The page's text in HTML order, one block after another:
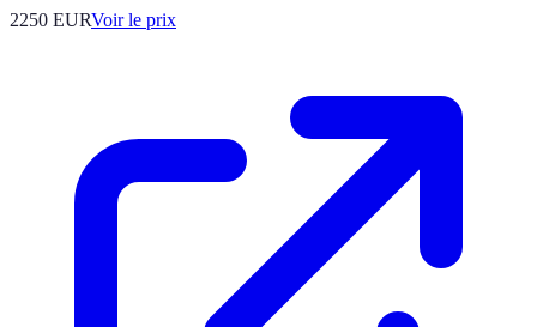
2250 EURVoir le prix